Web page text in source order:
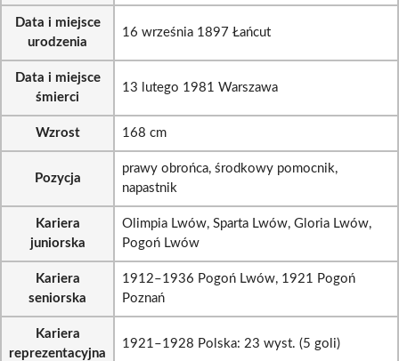
Data i miejsce
urodzenia
16 września 1897 Łańcut
Data i miejsce
śmierci
13 lutego 1981 Warszawa
Wzrost 168 cm
Pozycja
prawy obrońca, środkowy pomocnik,
napastnik
Kariera
juniorska
Olimpia Lwów, Sparta Lwów, Gloria Lwów,
Pogoń Lwów
Kariera
seniorska
1912–1936 Pogoń Lwów, 1921 Pogoń
Poznań
Kariera
reprezentacyjna
1921–1928 Polska: 23 wyst. (5 goli)